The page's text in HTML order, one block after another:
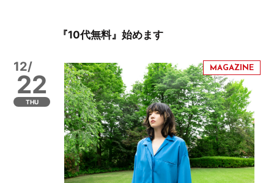
『10代無料』始めます
12/
22
THU